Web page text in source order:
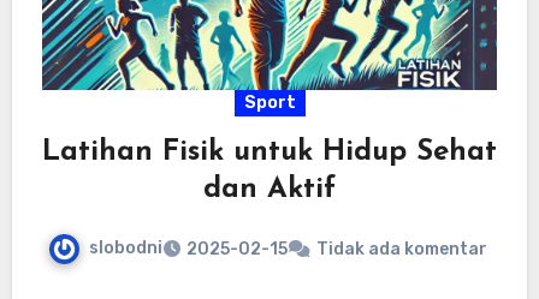
Sport
Latihan Fisik untuk Hidup Sehat
dan Aktif
slobodni 2025-02-15 Tidak ada komentar